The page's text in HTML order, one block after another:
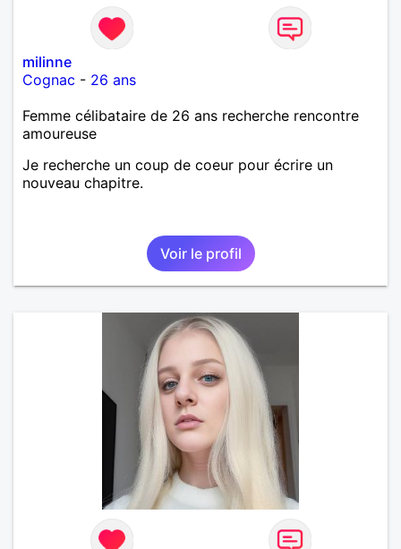
milinne
Cognac - 26 ans
Femme célibataire de 26 ans recherche rencontre
amoureuse
Je recherche un coup de coeur pour écrire un
nouveau chapitre.
Voir le profil